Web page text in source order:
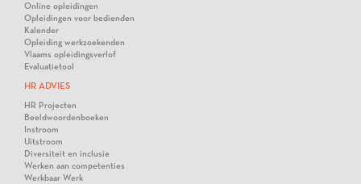
Online opleidingen
Opleidingen voor bedienden
Kalender
Opleiding werkzoekenden
Vlaams opleidingsverlof
Evaluatietool
HR ADVIES
HR Projecten
Beeldwoordenboeken
Instroom
Uitstroom
Diversiteit en inclusie
Werken aan competenties
Werkbaar Werk